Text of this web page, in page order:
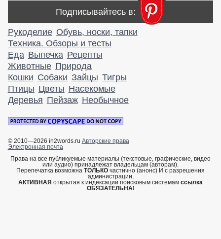
Подписывайтесь в:
Рукоделие Обувь, носки, тапки
Техника. Обзоры и тесты
Еда Выпечка Рецепты
Животные Природа
Кошки Собаки Зайцы Тигры
Птицы Цветы Насекомые
Деревья Пейзаж Необычное
© 2010—2026 in2words.ru Авторские права
Электронная почта
Права на все публикуемые материалы (текстовые, графические, видео
или аудио) принадлежат владельцам (авторам).
Перепечатка возможна ТОЛЬКО частично (анонс) И с разрешения
администрации,
АКТИВНАЯ открытая к индексации поисковым системам ссылка
ОБЯЗАТЕЛЬНА!